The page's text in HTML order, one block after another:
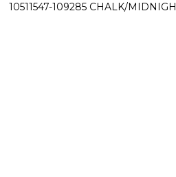
10511547-109285 CHALK/MIDNIGH